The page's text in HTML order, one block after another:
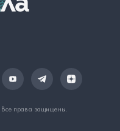
. Все права защищены.